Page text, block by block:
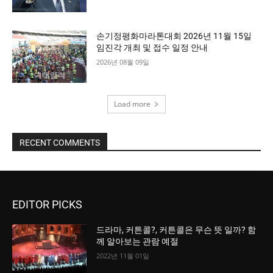
손기정평화마라톤대회 2026년 11월 15일
임진각 개최 및 접수 일정 안내
2026년 08월 09일
Load more
RECENT COMMENTS
EDITOR PICKS
드라마, 커튼콜?, 커튼콜은 무슨 뜻 일까? 함
께 알아보는 관람 예절
2022년 11월 01일